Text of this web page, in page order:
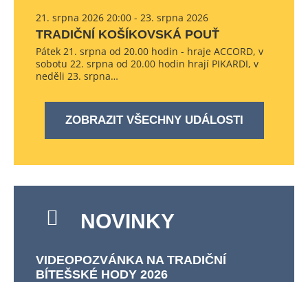
21. srpna 2026 20:00 - 23. srpna 2026
TRADIČNÍ KOŠÍKOVSKÁ POUŤ
Pátek 21. srpna od 20.00 hodin - hraje ACCORD, v
sobotu 22. srpna od 20.00 hodin hrají PIKARDI, v
neděli 23. srpna…
ZOBRAZIT VŠECHNY UDÁLOSTI
NOVINKY
VIDEOPOZVÁNKA NA TRADIČNÍ
BÍTEŠSKÉ HODY 2026